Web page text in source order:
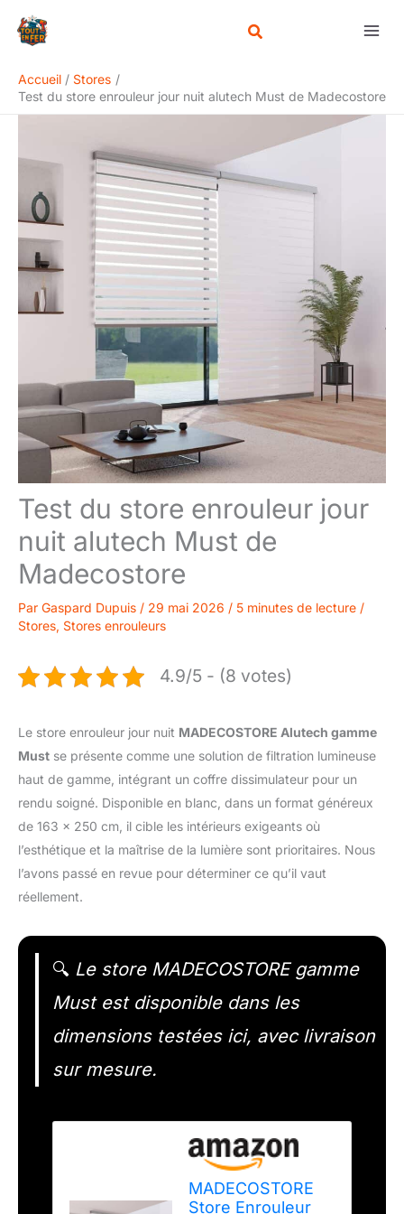
Accueil
Stores
Test du store enrouleur jour nuit alutech Must de Madecostore
Test du store enrouleur jour
nuit alutech Must de
Madecostore
Par Gaspard Dupuis / 29 mai 2026 / 5 minutes de lecture /
Stores, Stores enrouleurs
4.9/5 - (8 votes)
Le store enrouleur jour nuit MADECOSTORE Alutech gamme
Must se présente comme une solution de filtration lumineuse
haut de gamme, intégrant un coffre dissimulateur pour un
rendu soigné. Disponible en blanc, dans un format généreux
de 163 x 250 cm, il cible les intérieurs exigeants où
l’esthétique et la maîtrise de la lumière sont prioritaires. Nous
l’avons passé en revue pour déterminer ce qu’il vaut
réellement.
🔍 Le store MADECOSTORE gamme
Must est disponible dans les
dimensions testées ici, avec livraison
sur mesure.
MADECOSTORE
Store Enrouleur